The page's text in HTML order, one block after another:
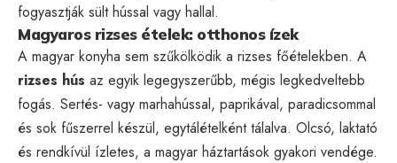
fogyasztják sült hússal vagy hallal.
Magyaros rizses ételek: otthonos ízek
A magyar konyha sem szűkölködik a rizses főételekben. A
rizses hús az egyik legegyszerűbb, mégis legkedveltebb
fogás. Sertés- vagy marhahússal, paprikával, paradicsommal
és sok fűszerrel készül, egytálételként tálalva. Olcsó, laktató
és rendkívül ízletes, a magyar háztartások gyakori vendége.